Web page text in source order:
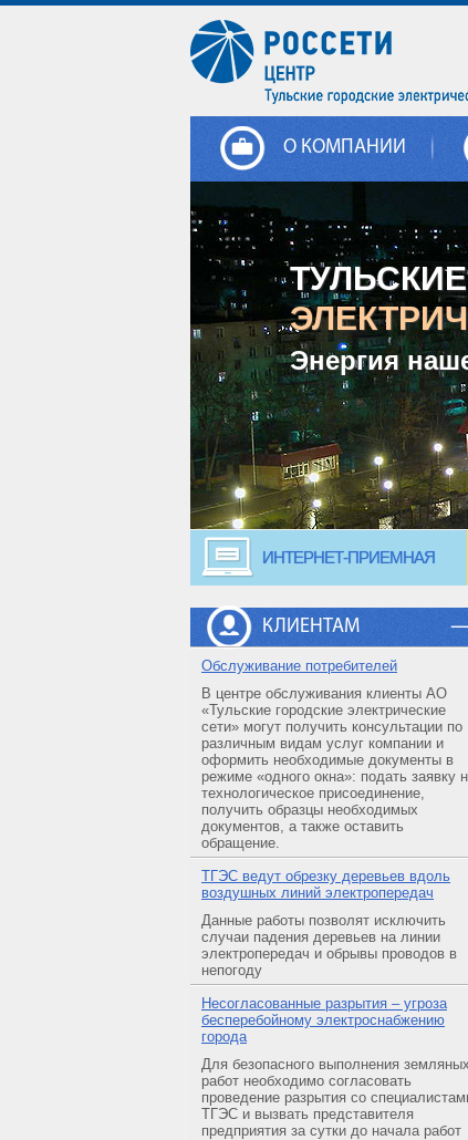
О КОМПАНИИ
Энергия
ИНТЕРНЕТ-ПРИЕМНАЯ
КЛИЕНТАМ
Обслуживание потребителей
В центре обслуживания клиенты АО
«Тульские городские электрические
сети» могут получить консультации по
различным видам услуг компании и
оформить необходимые документы в
режиме «одного окна»: подать заявку
технологическое присоединение,
получить образцы необходимых
документов, а также оставить
обращение.
ТГЭС ведут обрезку деревьев вдоль
воздушных линий электропередач
Данные работы позволят исключить
случаи падения деревьев на линии
электропередач и обрывы проводов в
непогоду
Несогласованные разрытия – угроза
бесперебойному электроснабжению
города
Для безопасного выполнения земляных
работ необходимо согласовать
проведение разрытия со
ТГЭС и вызвать представителя
предприятия за сутки до начала работ